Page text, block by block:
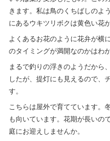
きます。私は鳥のくちばしのよ
にあるウキツリボクは黄色い花
よくあるお花のように花弁が横
のタイミングが満開なのかはわ
まるで釣りの浮きのようだから
したが、提灯にも見えるので、
す。
こちらは屋外で育てています。
も向いています。花期が長いの
庭にお迎えしませんか。